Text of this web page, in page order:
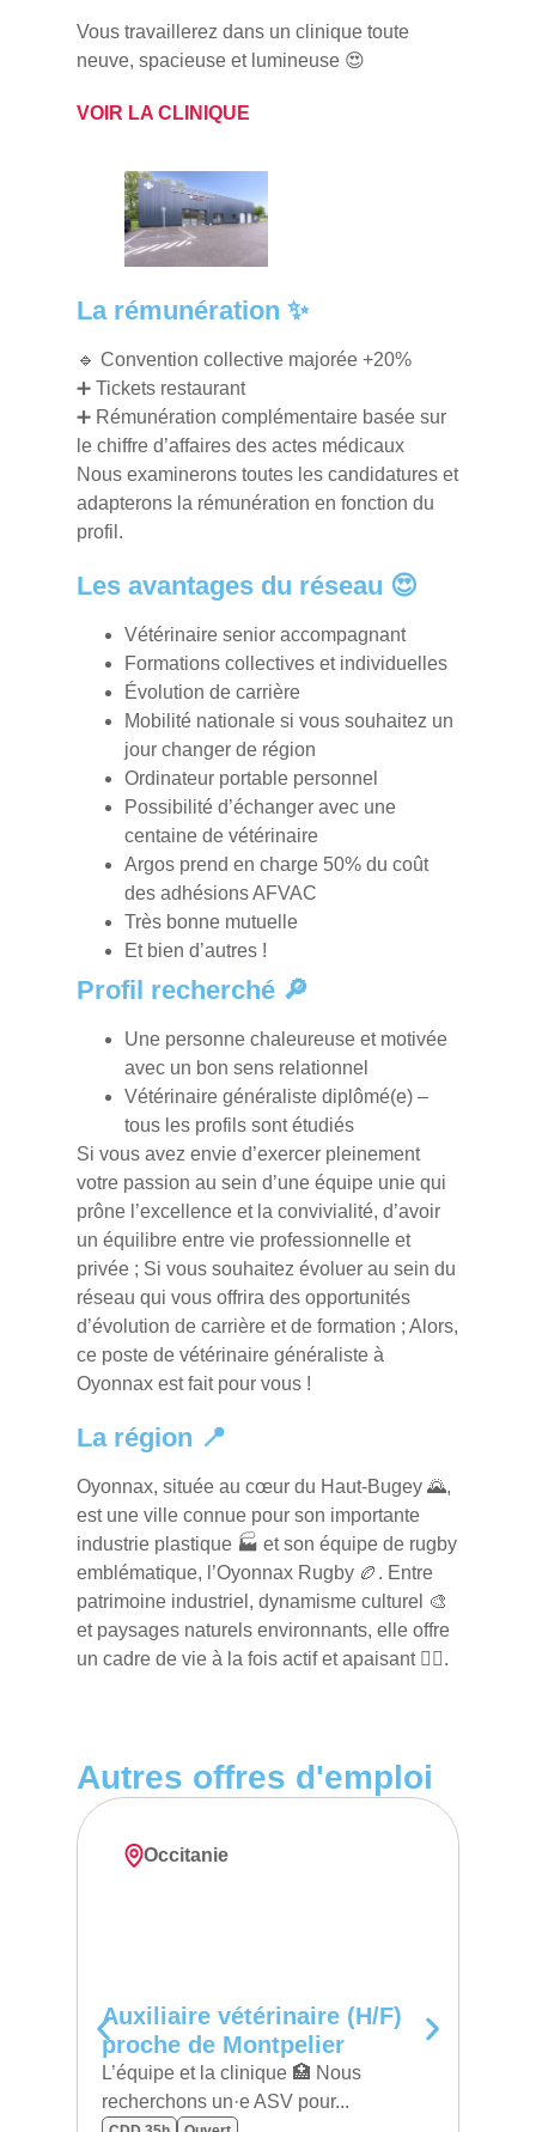
Vous travaillerez dans un clinique toute
neuve, spacieuse et lumineuse 😍
VOIR LA CLINIQUE
La rémunération ✨
🔹 Convention collective majorée +20%
➕ Tickets restaurant
➕ Rémunération complémentaire basée sur
le chiffre d’affaires des actes médicaux
Nous examinerons toutes les candidatures et
adapterons la rémunération en fonction du
profil.
Les avantages du réseau 😍
Vétérinaire senior accompagnant
Formations collectives et individuelles
Évolution de carrière
Mobilité nationale si vous souhaitez un
jour changer de région
Ordinateur portable personnel
Possibilité d’échanger avec une
centaine de vétérinaire
Argos prend en charge 50% du coût
des adhésions AFVAC
Très bonne mutuelle
Et bien d’autres !
Profil recherché 🔎
Une personne chaleureuse et motivée
avec un bon sens relationnel
Vétérinaire généraliste diplômé(e) –
tous les profils sont étudiés
Si vous avez envie d’exercer pleinement
votre passion au sein d’une équipe unie qui
prône l’excellence et la convivialité, d’avoir
un équilibre entre vie professionnelle et
privée ; Si vous souhaitez évoluer au sein du
réseau qui vous offrira des opportunités
d’évolution de carrière et de formation ; Alors,
ce poste de vétérinaire généraliste à
Oyonnax est fait pour vous !
La région 📍
Oyonnax, située au cœur du Haut-Bugey 🌄,
est une ville connue pour son importante
industrie plastique 🏭 et son équipe de rugby
emblématique, l’Oyonnax Rugby 🏉. Entre
patrimoine industriel, dynamisme culturel 🎨
et paysages naturels environnants, elle offre
un cadre de vie à la fois actif et apaisant 🚶‍♂️.
Autres offres d'emploi
Occitanie
Auxiliaire vétérinaire (H/F)
proche de Montpelier
L’équipe et la clinique 🏥 Nous
recherchons un·e ASV pour...